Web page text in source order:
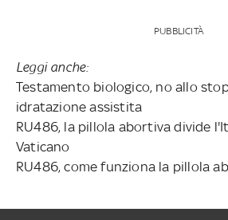
PUBBLICITÀ
Leggi anche:
Testamento biologico, no allo
idratazione assistita
RU486, la pillola abortiva divide
Vaticano
RU486, come funziona la pillola